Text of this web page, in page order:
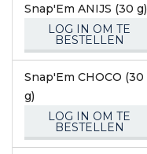
Snap'Em ANIJS (30 g)
LOG IN OM TE
BESTELLEN
Snap'Em CHOCO (30
g)
LOG IN OM TE
BESTELLEN